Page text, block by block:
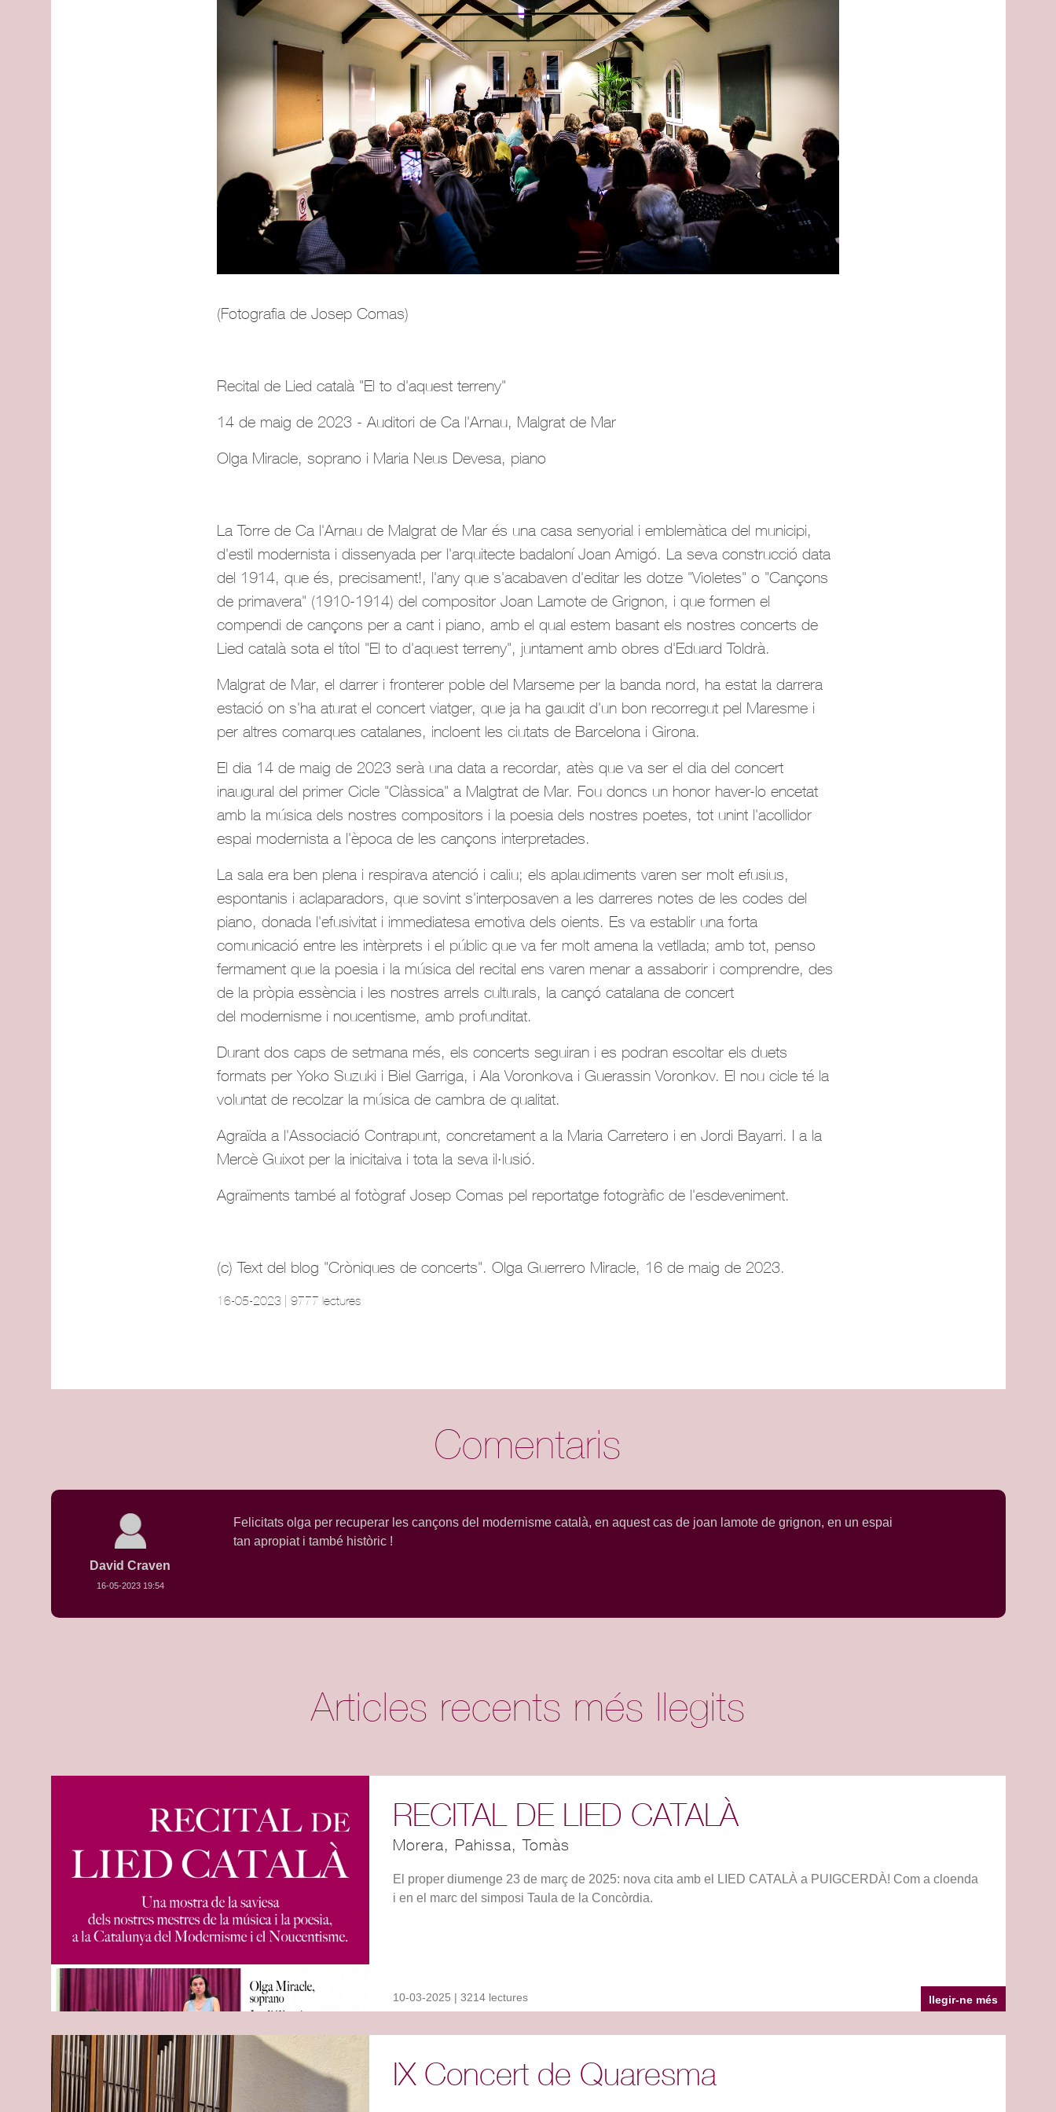
(Fotografia de Josep Comas)
Recital de Lied català "El to d'aquest terreny"
14 de maig de 2023 - Auditori de Ca l'Arnau, Malgrat de Mar
Olga Miracle, soprano i Maria Neus Devesa, piano
La Torre de Ca l'Arnau de Malgrat de Mar és una casa senyorial i emblemàtica del municipi,
d'estil modernista i dissenyada per l'arquitecte badaloní Joan Amigó. La seva construcció data
del 1914, que és, precisament!, l'any que s'acabaven d'editar les dotze "Violetes" o "Cançons
de primavera" (1910-1914) del compositor Joan Lamote de Grignon, i que formen el
compendi de cançons per a cant i piano, amb el qual estem basant els nostres concerts de
Lied català sota el títol "El to d'aquest terreny", juntament amb obres d'Eduard Toldrà.
Malgrat de Mar, el darrer i fronterer poble del Marseme per la banda nord, ha estat la darrera
estació on s'ha aturat el concert viatger, que ja ha gaudit d'un bon recorregut pel Maresme i
per altres comarques catalanes, incloent les ciutats de Barcelona i Girona.
El dia 14 de maig de 2023 serà una data a recordar, atès que va ser el dia del concert
inaugural del primer Cicle "Clàssica" a Malgtrat de Mar. Fou doncs un honor haver-lo encetat
amb la música dels nostres compositors i la poesia dels nostres poetes, tot unint l'acollidor
espai modernista a l'època de les cançons interpretades.
La sala era ben plena i respirava atenció i caliu; els aplaudiments varen ser molt efusius,
espontanis i aclaparadors, que sovint s'interposaven a les darreres notes de les codes del
piano, donada l'efusivitat i immediatesa emotiva dels oients. Es va establir una forta
comunicació entre les intèrprets i el públic que va fer molt amena la vetllada; amb tot, penso
fermament que la poesia i la música del recital ens varen menar a assaborir i comprendre, des
de la pròpia essència i les nostres arrels culturals, la cançó catalana de concert
del modernisme i noucentisme, amb profunditat.
Durant dos caps de setmana més, els concerts seguiran i es podran escoltar els duets
formats per Yoko Suzuki i Biel Garriga, i Ala Voronkova i Guerassin Voronkov. El nou cicle té la
voluntat de recolzar la música de cambra de qualitat.
Agraïda a l'Associació Contrapunt, concretament a la Maria Carretero i en Jordi Bayarri. I a la
Mercè Guixot per la inicitaiva i tota la seva il·lusió.
Agraïments també al fotògraf Josep Comas pel reportatge fotogràfic de l'esdeveniment.
(c) Text del blog "Cròniques de concerts". Olga Guerrero Miracle, 16 de maig de 2023.
16-05-2023 | 9777 lectures
Comentaris
David Craven
16-05-2023 19:54
Felicitats olga per recuperar les cançons del modernisme català, en aquest cas de joan lamote de grignon, en un espai
tan apropiat i també històric !
Articles recents més llegits
RECITAL DE LIED CATALÀ
Morera, Pahissa, Tomàs
El proper diumenge 23 de març de 2025: nova cita amb el LIED CATALÀ a PUIGCERDÀ! Com a cloenda
i en el marc del simposi Taula de la Concòrdia.
10-03-2025 | 3214 lectures llegir-ne més
IX Concert de Quaresma